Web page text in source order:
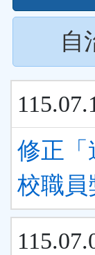
自
修正「
校職員